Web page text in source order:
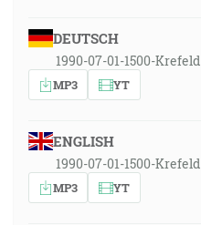
DEUTSCH
1990-07-01-1500-Krefeld
MP3 YT
ENGLISH
1990-07-01-1500-Krefeld
MP3 YT